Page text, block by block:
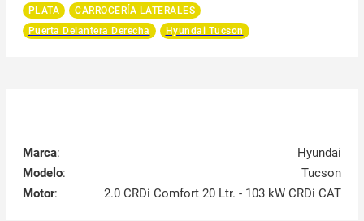
PLATA
CARROCERÍA LATERALES
Puerta Delantera Derecha
Hyundai Tucson
Marca:
Hyundai
Modelo:
Tucson
Motor: 2.0 CRDi Comfort 20 Ltr. - 103 kW CRDi CAT